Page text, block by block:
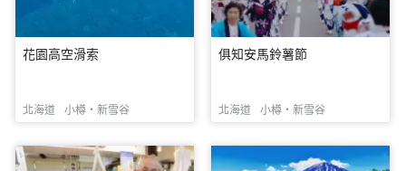
花園高空滑索
北海道 小樽・新雪谷
俱知安馬鈴薯節
北海道 小樽・新雪谷